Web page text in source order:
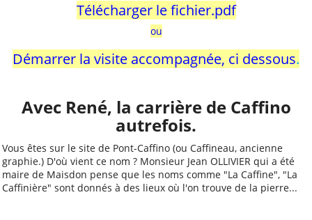
Aide pour les voyages
Prêt et location de
matériel
2026 et répartition des
tâches
Télécharger le fichier.pdf
ou
Démarrer la visite accompagnée, ci dessous.
Avec René, la carrière de Caffino
autrefois.
Vous êtes sur le site de Pont-Caffino (ou Caffineau, ancienne
graphie.) D'où vient ce nom ? Monsieur Jean OLLIVIER qui a été
maire de Maisdon pense que les noms comme "La Caffine", "La
Caffinière" sont donnés à des lieux où l'on trouve de la pierre...